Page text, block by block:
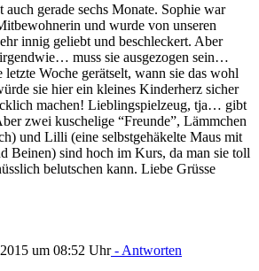
auch gerade sechs Monate. Sophie war
und wurde von unseren
innig geliebt und beschleckert. Aber
muss sie ausgezogen sein…
letzte Woche gerätselt, wann sie das wohl
sie hier ein kleines Kinderherz sicher
machen! Lieblingspielzeug, tja… gibt
zwei kuschelige “Freunde”, Lämmchen
und Lilli (eine selbstgehäkelte Maus mit
Beinen) sind hoch im Kurs, da man sie toll
belutschen kann. Liebe Grüsse
um 08:52 Uhr- Antworten